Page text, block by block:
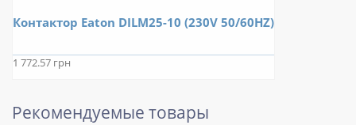
Контактор Eaton DILM25-10 (230V 50/60HZ)
1 772.57 грн
Рекомендуемые товары